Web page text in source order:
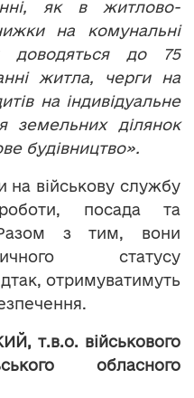
як в житлово-
на комунальні
доводяться до 75
житла, черги на
на індивідуальне
земельних ділянок
будівництво».
на військову службу
посада та
Разом з тим, вони
статусу
отримуватимуть
т.в.о. військового
обласного